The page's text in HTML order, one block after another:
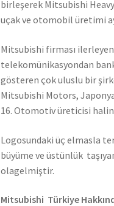
birleşerek Mitsubishi
uçak ve otomobil üretimi
Mitsubishi firması
telekomünikasyondan
gösteren çok uluslu bir
Mitsubishi Motors,
16. Otomotiv üreticisi
Logosundaki üç elmasla
büyüme ve üstünlük
olagelmiştir.
Mitsubishi Türkiye